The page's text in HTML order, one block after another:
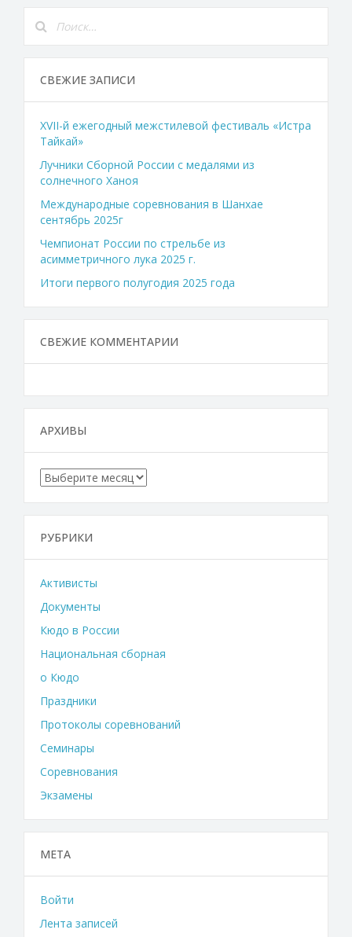
СВЕЖИЕ ЗАПИСИ
XVII-й ежегодный межстилевой фестиваль «Истра
Тайкай»
Лучники Сборной России с медалями из
солнечного Ханоя
Международные соревнования в Шанхае
сентябрь 2025г
Чемпионат России по стрельбе из
асимметричного лука 2025 г.
Итоги первого полугодия 2025 года
СВЕЖИЕ КОММЕНТАРИИ
АРХИВЫ
Архивы
РУБРИКИ
Активисты
Документы
Кюдо в России
Национальная сборная
о Кюдо
Праздники
Протоколы соревнований
Семинары
Соревнования
Экзамены
МЕТА
Войти
Лента записей